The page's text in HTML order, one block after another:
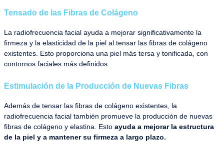
Tensado de las Fibras de Colágeno
La radiofrecuencia facial ayuda a mejorar significativamente la
firmeza y la elasticidad de la piel al tensar las fibras de colágeno
existentes. Esto proporciona una piel más tersa y tonificada, con
contornos faciales más definidos.
Estimulación de la Producción de Nuevas Fibras
Además de tensar las fibras de colágeno existentes, la
radiofrecuencia facial también promueve la producción de nuevas
fibras de colágeno y elastina. Esto ayuda a mejorar la estructura
de la piel y a mantener su firmeza a largo plazo.